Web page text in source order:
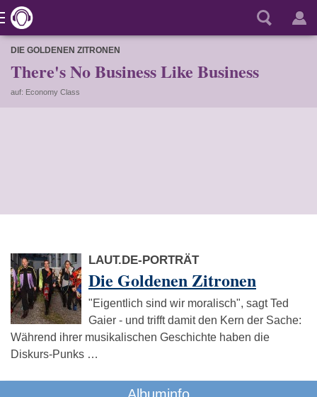
DIE GOLDENEN ZITRONEN
There's No Business Like Business
auf: Economy Class
LAUT.DE-PORTRÄT
Die Goldenen Zitronen
"Eigentlich sind wir moralisch", sagt Ted
Gaier - und trifft damit den Kern der Sache:
Während ihrer musikalischen Geschichte haben die
Diskurs-Punks …